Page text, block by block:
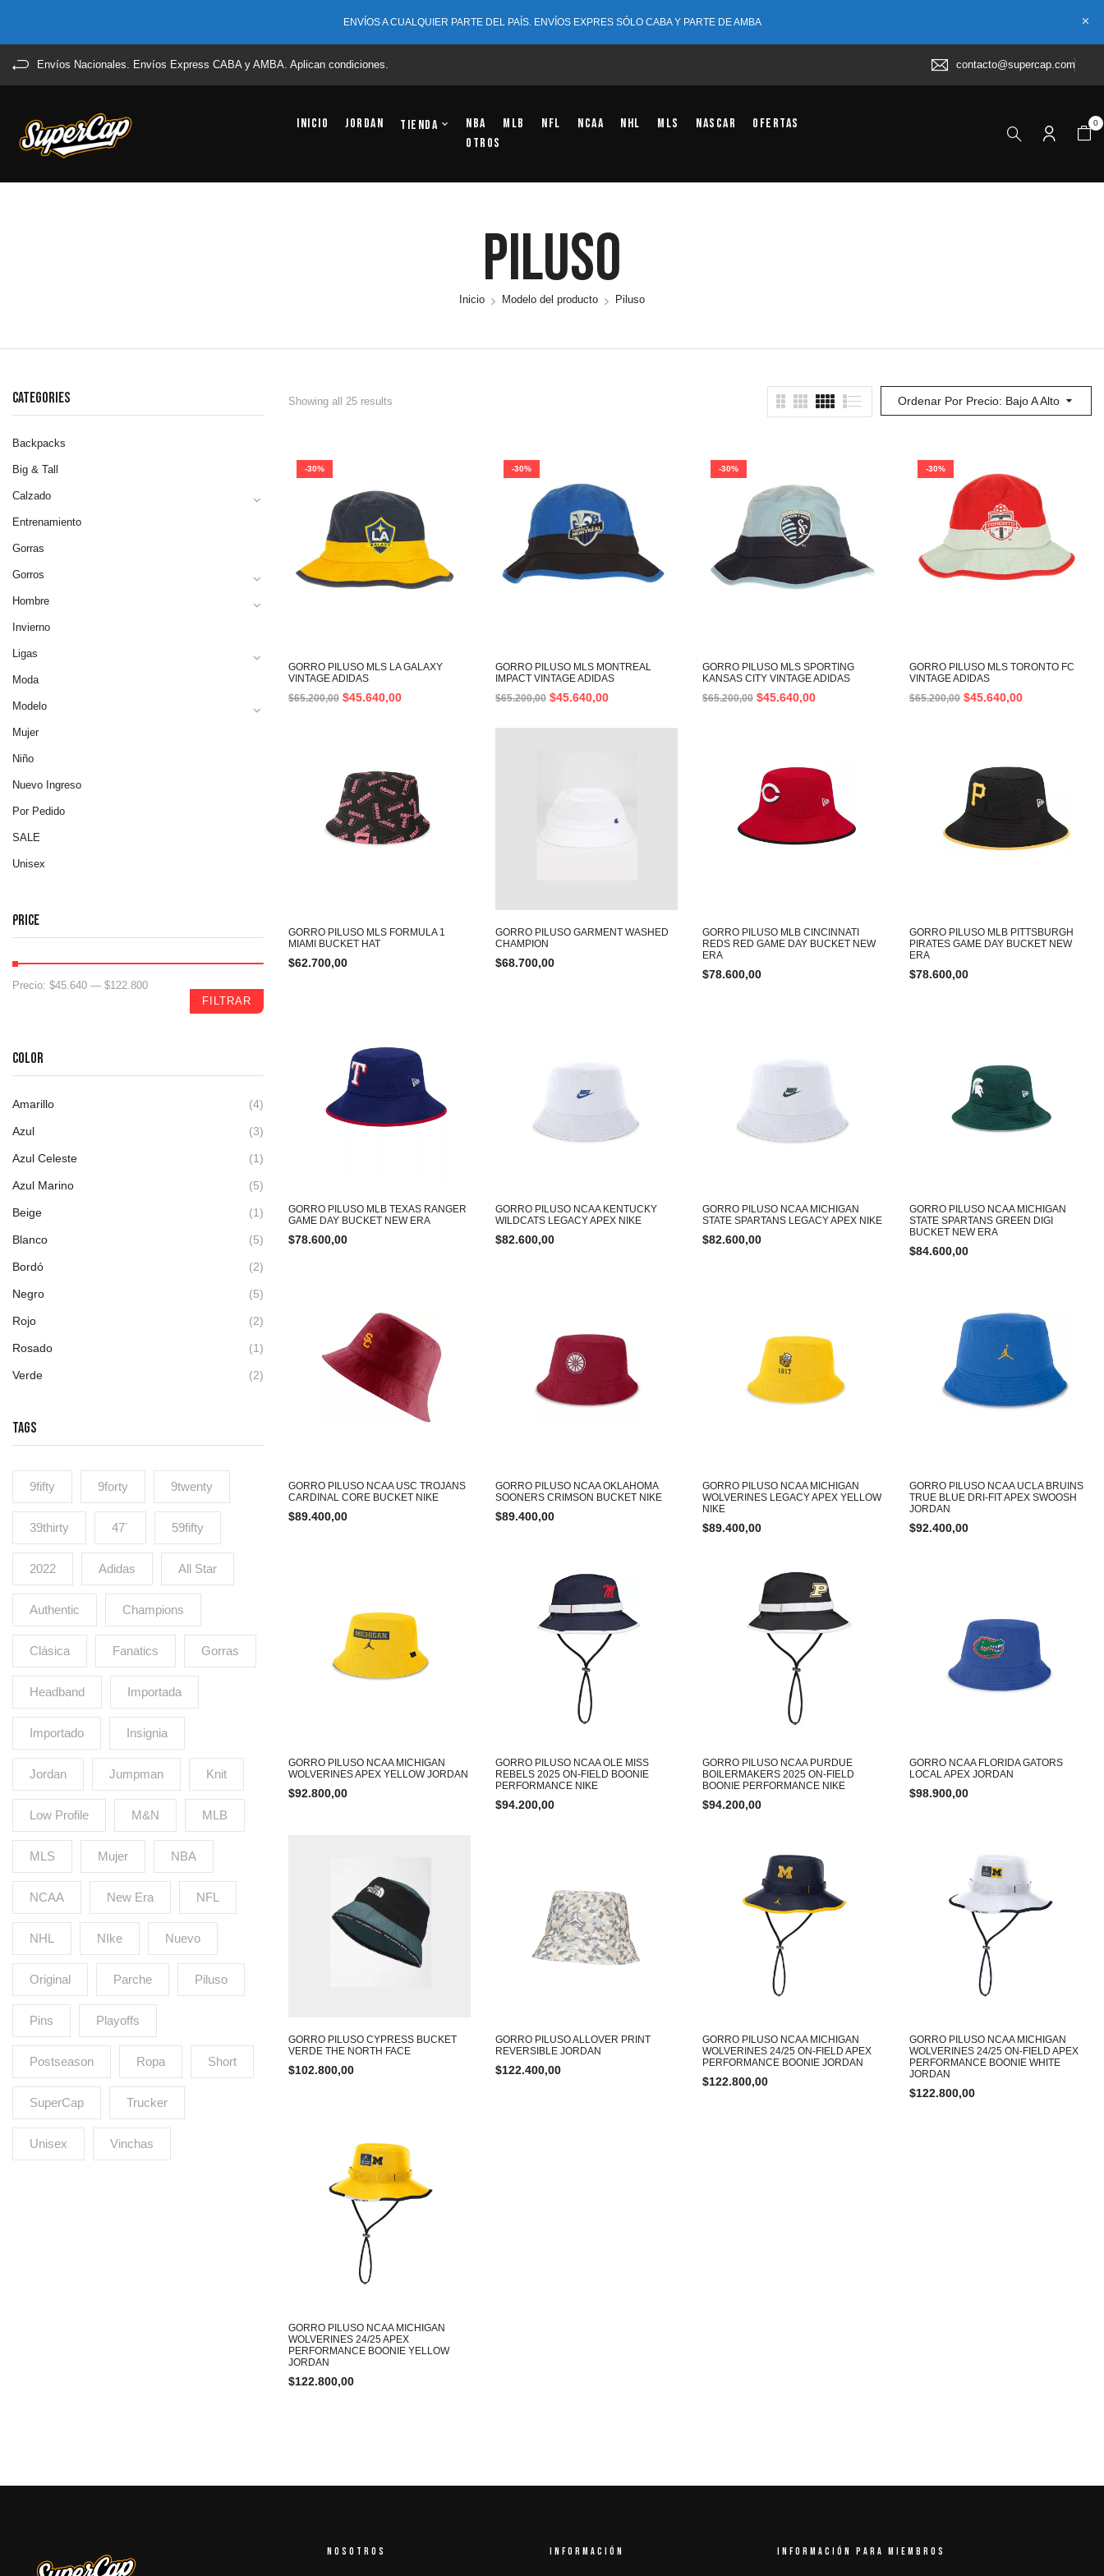
ENVÍOS A CUALQUIER PARTE DEL PAÍS. ENVÍOS EXPRES SÓLO CABA Y PARTE DE AMBA
Envíos Nacionales. Envíos Express CABA y AMBA. Aplican condiciones. contacto@supercap.com
Inicio Jordan Tienda NBA MLB NFL NCAA NHL MLS NASCAR
Ofertas
OTROS
0
Piluso
Inicio Modelo del producto Piluso
CATEGORIES
Backpacks
Big & Tall
Calzado
Entrenamiento
Gorras
Gorros
Hombre
Invierno
Ligas
Moda
Modelo
Mujer
Niño
Nuevo Ingreso
Por Pedido
SALE
Unisex
PRICE
FILTRAR
Precio: $45.640 — $122.800
COLOR
Amarillo (4)
Azul (3)
Azul Celeste (1)
Azul Marino (5)
Beige (1)
Blanco (5)
Bordó (2)
Negro (5)
Rojo (2)
Rosado (1)
Verde (2)
TAGS
9fifty 9forty 9twenty
39thirty 47´ 59fifty
2022 Adidas All Star
Authentic Champions
Clásica Fanatics Gorras
Headband Importada
Importado Insignia
Jordan Jumpman Knit
Low Profile M&N MLB
MLS Mujer NBA
NCAA New Era NFL
NHL NIke Nuevo
Original Parche Piluso
Pins Playoffs
Postseason Ropa Short
SuperCap Trucker
Unisex Vinchas
Ordenar Por Precio: Bajo A Alto
Showing all 25 results
-30%
GORRO PILUSO MLS LA GALAXY
VINTAGE ADIDAS
$65.200,00 $45.640,00
-30%
GORRO PILUSO MLS MONTREAL
IMPACT VINTAGE ADIDAS
$65.200,00 $45.640,00
-30%
GORRO PILUSO MLS SPORTING
KANSAS CITY VINTAGE ADIDAS
$65.200,00 $45.640,00
-30%
GORRO PILUSO MLS TORONTO FC
VINTAGE ADIDAS
$65.200,00 $45.640,00
GORRO PILUSO MLS FORMULA 1
MIAMI BUCKET HAT
$62.700,00
GORRO PILUSO GARMENT WASHED
CHAMPION
$68.700,00
GORRO PILUSO MLB CINCINNATI
REDS RED GAME DAY BUCKET NEW
ERA
$78.600,00
GORRO PILUSO MLB PITTSBURGH
PIRATES GAME DAY BUCKET NEW
ERA
$78.600,00
GORRO PILUSO MLB TEXAS RANGER
GAME DAY BUCKET NEW ERA
$78.600,00
GORRO PILUSO NCAA KENTUCKY
WILDCATS LEGACY APEX NIKE
$82.600,00
GORRO PILUSO NCAA MICHIGAN
STATE SPARTANS LEGACY APEX NIKE
$82.600,00
GORRO PILUSO NCAA MICHIGAN
STATE SPARTANS GREEN DIGI
BUCKET NEW ERA
$84.600,00
GORRO PILUSO NCAA USC TROJANS
CARDINAL CORE BUCKET NIKE
$89.400,00
GORRO PILUSO NCAA OKLAHOMA
SOONERS CRIMSON BUCKET NIKE
$89.400,00
GORRO PILUSO NCAA MICHIGAN
WOLVERINES LEGACY APEX YELLOW
NIKE
$89.400,00
GORRO PILUSO NCAA UCLA BRUINS
TRUE BLUE DRI-FIT APEX SWOOSH
JORDAN
$92.400,00
GORRO PILUSO NCAA MICHIGAN
WOLVERINES APEX YELLOW JORDAN
$92.800,00
GORRO PILUSO NCAA OLE MISS
REBELS 2025 ON-FIELD BOONIE
PERFORMANCE NIKE
$94.200,00
GORRO PILUSO NCAA PURDUE
BOILERMAKERS 2025 ON-FIELD
BOONIE PERFORMANCE NIKE
$94.200,00
GORRO NCAA FLORIDA GATORS
LOCAL APEX JORDAN
$98.900,00
GORRO PILUSO CYPRESS BUCKET
VERDE THE NORTH FACE
$102.800,00
GORRO PILUSO ALLOVER PRINT
REVERSIBLE JORDAN
$122.400,00
GORRO PILUSO NCAA MICHIGAN
WOLVERINES 24/25 ON-FIELD APEX
PERFORMANCE BOONIE JORDAN
$122.800,00
GORRO PILUSO NCAA MICHIGAN
WOLVERINES 24/25 ON-FIELD APEX
PERFORMANCE BOONIE WHITE
JORDAN
$122.800,00
GORRO PILUSO NCAA MICHIGAN
WOLVERINES 24/25 APEX
PERFORMANCE BOONIE YELLOW
JORDAN
$122.800,00
NOSOTROS INFORMACIÓN INFORMACIÓN PARA MIEMBROS